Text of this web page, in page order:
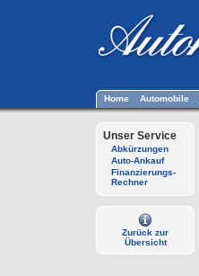
Home Automobile
Unser Service
Abkürzungen
Auto-Ankauf
Finanzierungs-
Rechner
Zurück zur
Übersicht